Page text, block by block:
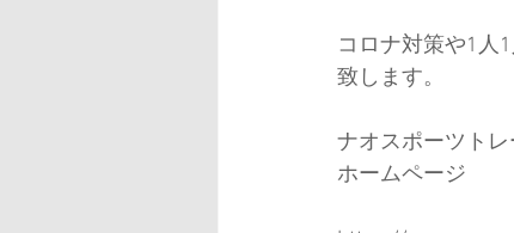
コロナ対策や1人
致します。
ナオスポーツト
ホームページ